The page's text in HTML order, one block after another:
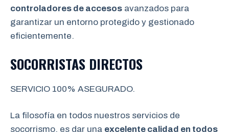
controladores de accesos avanzados para
garantizar un entorno protegido y gestionado
eficientemente.
SOCORRISTAS DIRECTOS
SERVICIO 100% ASEGURADO.
La filosofía en todos nuestros servicios de
socorrismo, es dar una excelente calidad en todos